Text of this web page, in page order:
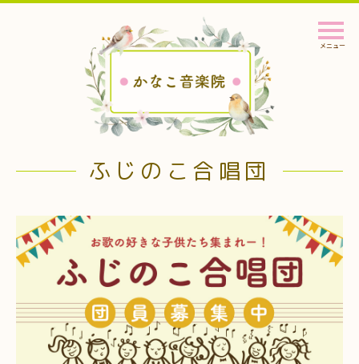
メニュー
ふじのこ合唱団